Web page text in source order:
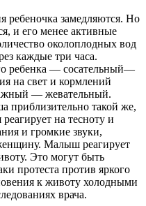
ребеночка замедляются. Но
и его менее активные
околоплодных вод
каждые три часа.
ребенка — сосательный—
на свет и кормлений
— жевательный.
приблизительно такой же,
на тесноту и
и громкие звуки,
Малыш реагирует
Это могут быть
протеста против яркого
к животу холодными
врача.